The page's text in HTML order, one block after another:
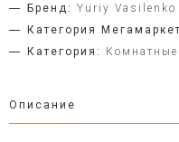
Бренд: Yuriy Vasilenko
Категория
Категория:
Комнатные
Описание